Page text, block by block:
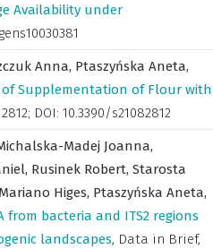
Availability under
Anna, Ptaszyńska Aneta,
of Supplementation of Flour with
DOI: 10.3390/s21082812
Madej Joanna,
Rusinek Robert, Starosta
Higes, Ptaszyńska Aneta,
bacteria and ITS2 regions
landscapes, Data in Brief,